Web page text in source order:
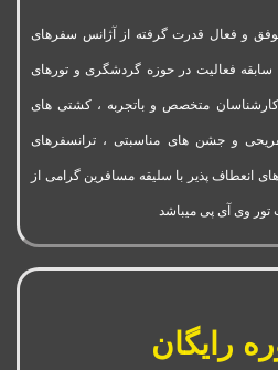
و فعال قدرت گرفته از آژانس سفرهای
با نزدیک به 11 سال سابقه فعالیت در حوزه گردشگری و تورهای
متخصص و باتجربه ، کشتی های
و جشن های مناسبتی ، ترانسفرهای
انعطاف پذیر با سلیقه مسافرین گرامی از
وی آی پی میباشد
رایگان